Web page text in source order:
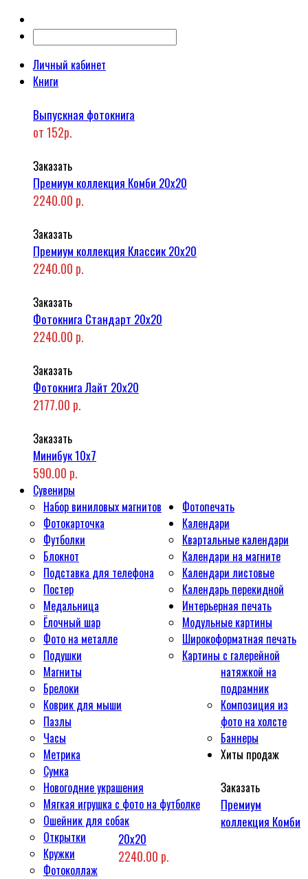
Личный кабинет
Книги
Выпускная фотокнига
от 152р.
Заказать
Премиум коллекция Комби 20x20
2240.00 р.
Заказать
Премиум коллекция Классик 20x20
2240.00 р.
Заказать
Фотокнига Стандарт 20x20
2240.00 р.
Заказать
Фотокнига Лайт 20x20
2177.00 р.
Заказать
Минибук 10х7
590.00 р.
Сувениры
Набор виниловых магнитов
Фотокарточка
Футболки
Блокнот
Подставка для телефона
Постер
Медальница
Ёлочный шар
Фото на металле
Подушки
Магниты
Брелоки
Коврик для мыши
Пазлы
Часы
Метрика
Сумка
Новогодние украшения
Мягкая игрушка с фото на футболке
Ошейник для собак
Открытки
Кружки
Фотоколлаж
Фотопечать
Календари
Квартальные календари
Календари на магните
Календари листовые
Календарь перекидной
Интерьерная печать
Модульные картины
Широкоформатная печать
Картины с галерейной
натяжкой на
подрамник
Композиция из
фото на холсте
Баннеры
Хиты продаж
Заказать
Премиум
коллекция Комби
20x20
2240.00 р.